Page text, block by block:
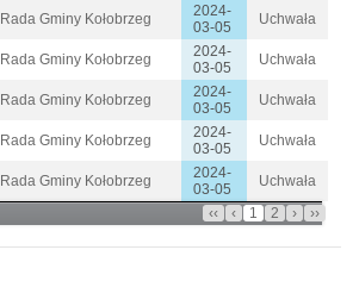
Rada Gminy Kołobrzeg
2024-
03-05
Uchwała
Rada Gminy Kołobrzeg
2024-
03-05
Uchwała
Rada Gminy Kołobrzeg
2024-
03-05
Uchwała
Rada Gminy Kołobrzeg
2024-
03-05
Uchwała
Rada Gminy Kołobrzeg
2024-
03-05
Uchwała
‹‹ ‹ 1 2 › ››